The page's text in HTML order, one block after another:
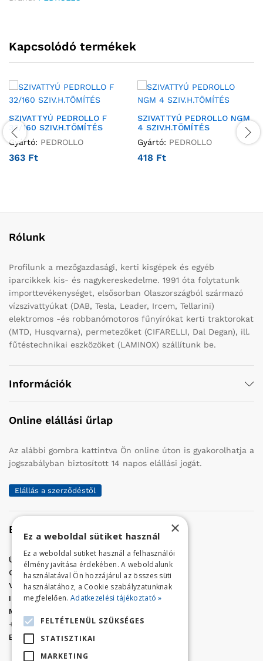
Kapcsolódó termékek
SZIVATTYÚ PEDROLLO F
32/160 SZIV.H.TÖMÍTÉS
Gyártó: PEDROLLO
363 Ft
SZIVATTYÚ PEDROLLO NGM
4 SZIV.H.TÖMÍTÉS
Gyártó: PEDROLLO
418 Ft
Rólunk
Profilunk a mezőgazdasági, kerti kisgépek és egyéb
iparcikkek kis- és nagykereskedelme. 1991 óta folytatunk
importtevékenységet, elsősorban Olaszországból származó
vízszivattyúkat (DAB, Tesla, Leader, Ircem, Tellarini)
elektromos -és robbanómotoros fűnyírókat kerti traktorokat
(MTD, Husqvarna), permetezőket (CIFARELLI, Dal Degan), ill.
fűtéstechnikai eszközöket (LAMINOX) szállítunk be.
Információk
Online elállási űrlap
Az alábbi gombra kattintva Ön online úton is gyakorolhatja a
jogszabályban biztosított 14 napos elállási jogát.
Elállás a szerződéstől
Elérhetőség
Üzletünk címe:
Szolnok, Vércse út 17.
Golf Center Áruház:06 (56) 423-324
VÁR-Kert Áruház: 06 (56) 429-771
Iroda:06 (56) 421-857
Megrendelés, termék információ:
+36 (70) 938-3356
E-mail:
golfaruhaz@gmail.com
×
Ez a weboldal sütiket használ
Ez a weboldal sütiket használ a felhasználói
élmény javítása érdekében. A weboldalunk
használatával Ön hozzájárul az összes süti
használatához, a Cookie szabályzatunknak
megfelelően. Adatkezelési tájékoztató »
FELTÉTLENÜL SZÜKSÉGES
STATISZTIKAI
MARKETING